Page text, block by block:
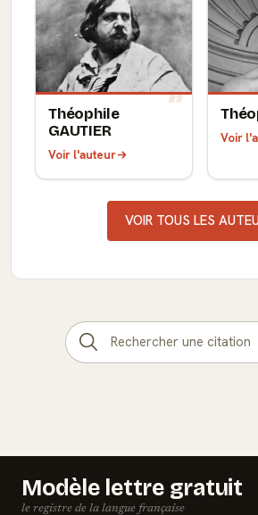
Théophile
GAUTIER
Voir l'auteur
Voir
VOIR TOUS LES
Modèle lettre gratuit
le registre de la langue française